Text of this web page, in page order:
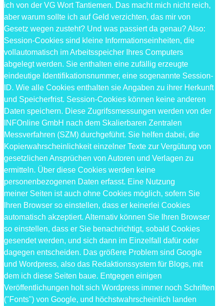
ich von der VG Wort Tantiemen. Das macht mich nicht reich,
aber warum sollte ich auf Geld verzichten, das mir von
Gesetz wegen zusteht? Und was passiert da genau? Also:
Session-Cookies sind kleine Informationseinheiten, die
vollautomatisch im Arbeitsspeicher Ihres Computers
abgelegt werden. Sie enthalten eine zufällig erzeugte
eindeutige Identifikationsnummer, eine sogenannte Session-
ID. Wie alle Cookies enthalten sie Angaben zu ihrer Herkunft
und Speicherfrist. Session-Cookies können keine anderen
Daten speichern. Diese Zugrifssmessungen werden von der
INFOnline GmbH nach dem Skalierbaren Zentralen
Messverfahren (SZM) durchgeführt. Sie helfen dabei, die
Kopierwahrscheinlichkeit einzelner Texte zur Vergütung von
gesetzlichen Ansprüchen von Autoren und Verlagen zu
ermitteln. Über diese Cookies werden keine
personenbezogenen Daten erfasst. Eine Nutzung
meiner Seiten ist auch ohne Cookies möglich, sofern Sie
Ihren Browser so einstellen, dass er keinerlei Cookies
automatisch akzeptiert. Alternativ können Sie Ihren Browser
so einstellen, dass er Sie benachrichtigt, sobald Cookies
gesendet werden, und sich dann im Einzelfall dafür oder
dagegen entscheiden. Das größere Problem sind Google
und Wordpress, also das Redaktionssystem für Blogs, mit
dem ich diese Seiten baue. Entgegen einigen
Veröffentlichungen holt sich Wordpress immer noch Schriften
("Fonts") von Google, und höchstwahrscheinlich landen